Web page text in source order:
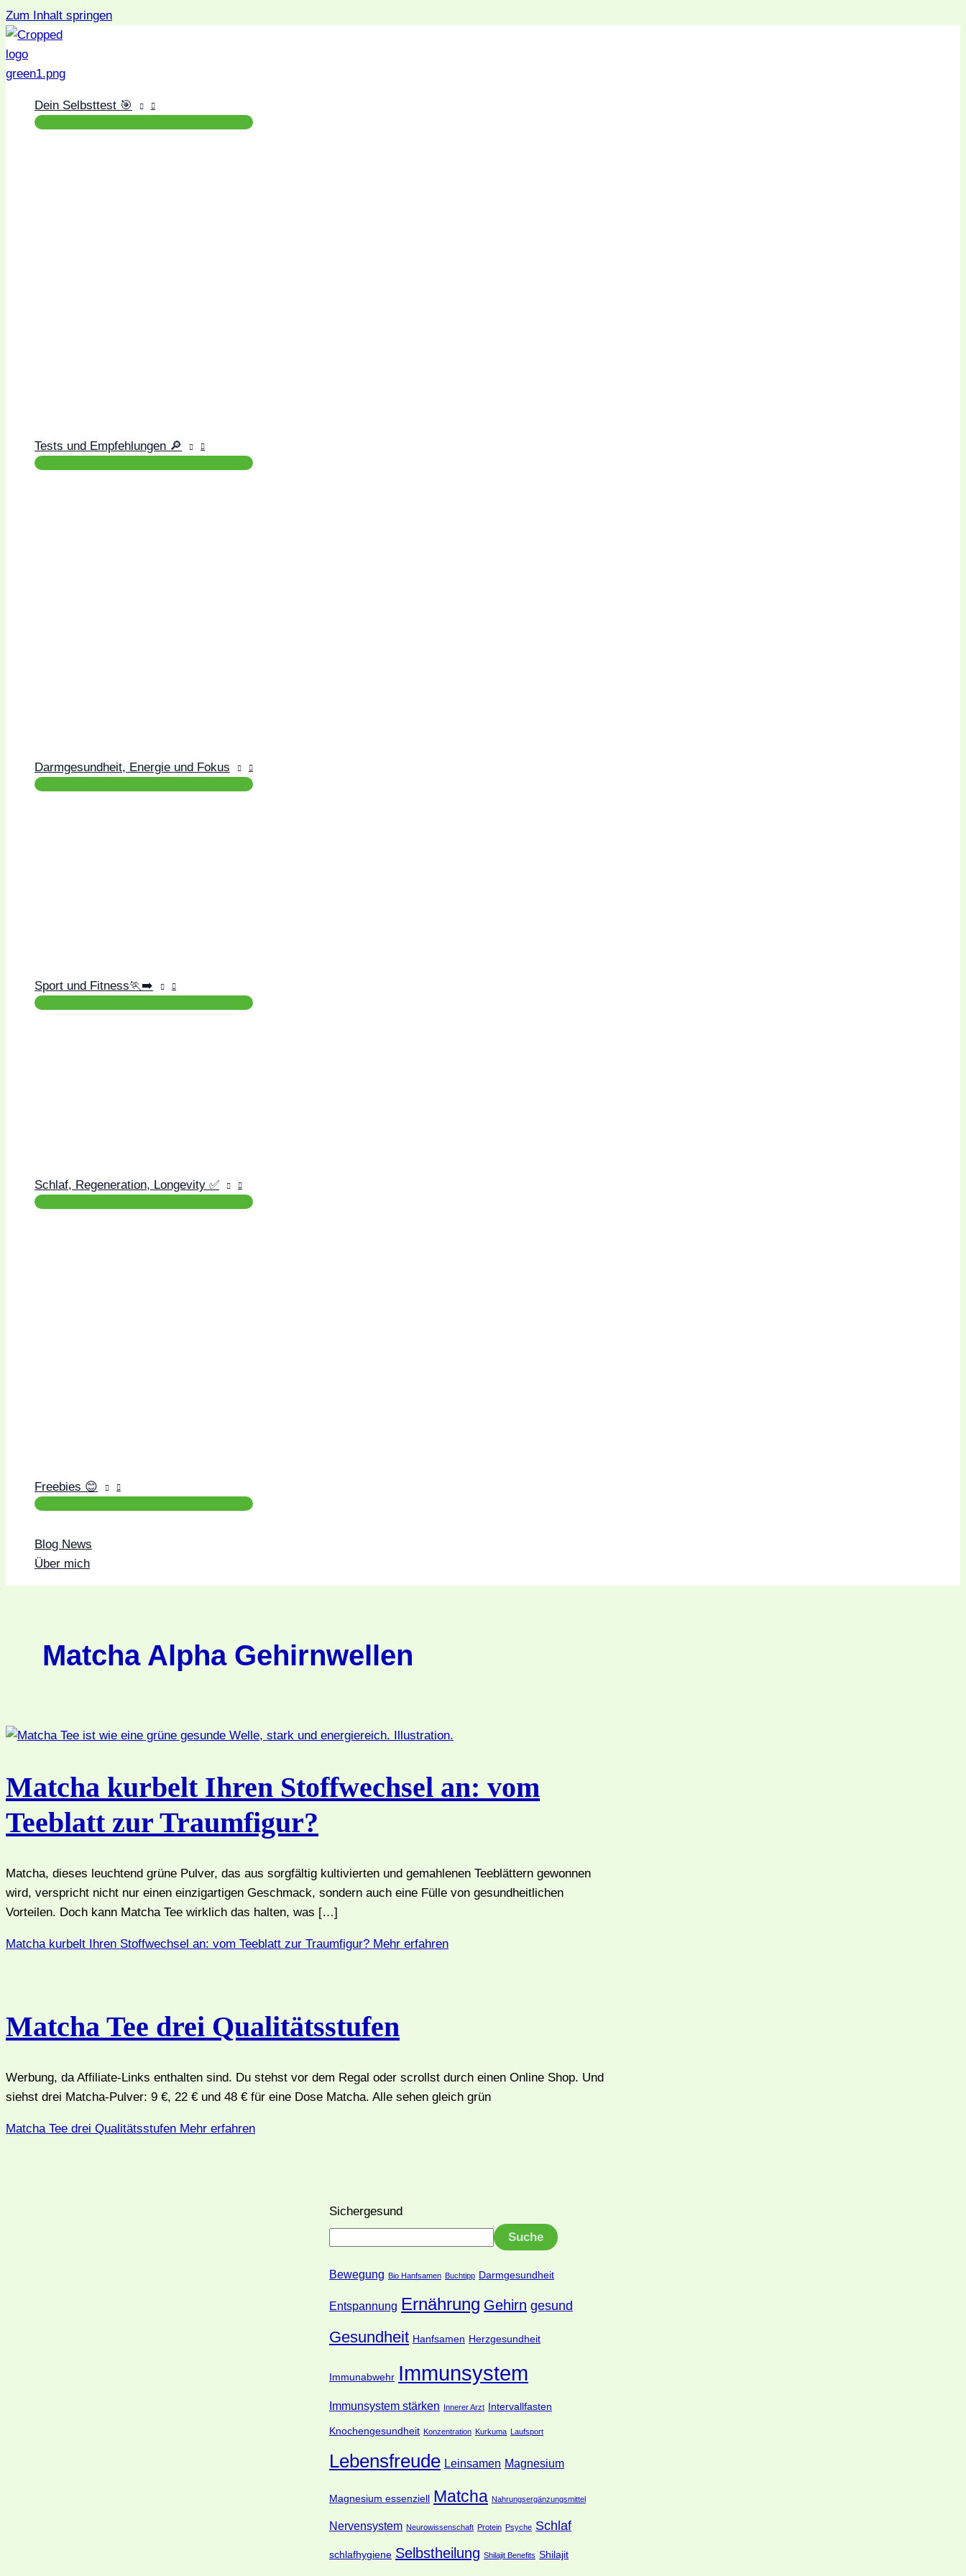
Zum Inhalt springen
Dein Selbsttest 🎯
Tests und Empfehlungen 🔎
Darmgesundheit, Energie und Fokus
Sport und Fitness🏃‍➡️
Schlaf, Regeneration, Longevity ✅
Freebies 😊
Blog News
Über mich
Matcha Alpha Gehirnwellen
Matcha kurbelt Ihren Stoffwechsel an: vom
Teeblatt zur Traumfigur?
Matcha, dieses leuchtend grüne Pulver, das aus sorgfältig kultivierten und gemahlenen Teeblättern gewonnen
wird, verspricht nicht nur einen einzigartigen Geschmack, sondern auch eine Fülle von gesundheitlichen
Vorteilen. Doch kann Matcha Tee wirklich das halten, was […]
Matcha kurbelt Ihren Stoffwechsel an: vom Teeblatt zur Traumfigur? Mehr erfahren
Matcha Tee drei Qualitätsstufen
Werbung, da Affiliate-Links enthalten sind. Du stehst vor dem Regal oder scrollst durch einen Online Shop. Und
siehst drei Matcha-Pulver: 9 €, 22 € und 48 € für eine Dose Matcha. Alle sehen gleich grün
Matcha Tee drei Qualitätsstufen Mehr erfahren
Sichergesund
Suche
Bewegung Bio Hanfsamen Buchtipp Darmgesundheit
Entspannung Ernährung Gehirn gesund
Gesundheit Hanfsamen Herzgesundheit
Immunabwehr Immunsystem
Immunsystem stärken Innerer Arzt Intervallfasten
Knochengesundheit Konzentration Kurkuma Laufsport
Lebensfreude Leinsamen Magnesium
Magnesium essenziell Matcha Nahrungsergänzungsmittel
Nervensystem Neurowissenschaft Protein Psyche Schlaf
schlafhygiene Selbstheilung Shilajit Benefits Shilajit